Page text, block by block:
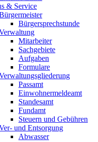
& Service
Bürgersprechstunde
Mitarbeiter
Sachgebiete
Aufgaben
Formulare
Passamt
Einwohnermeldeamt
Standesamt
Fundamt
Steuern und Gebühren
und Entsorgung
Abwasser